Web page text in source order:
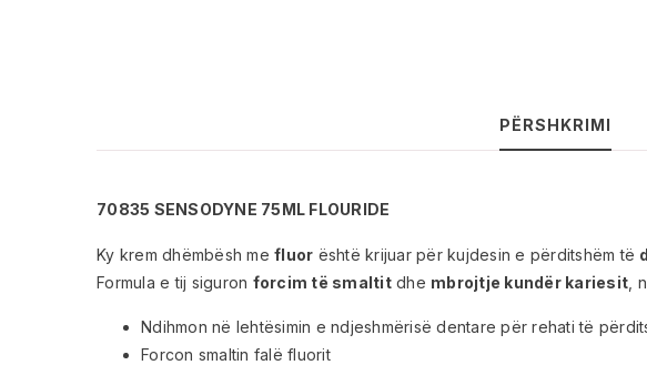
PËRSHKRIMI
70835 SENSODYNE 75ML FLOURIDE
Ky krem dhëmbësh me fluor është krijuar për kujdesin e përditshëm të
Formula e tij siguron forcim të smaltitdhe mbrojtje kundër kariesit ,
Ndihmon në lehtësimin e ndjeshmërisë dentare për rehati të
Forcon smaltin falë fluorit